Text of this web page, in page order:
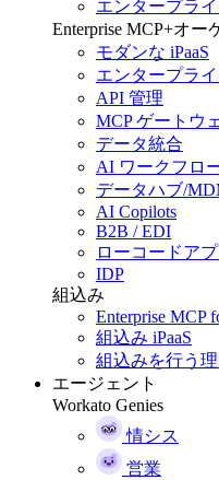
エンタープラ
Enterprise MCP+オ
モダンな iPaaS
エンタープラ
API 管理
MCP ゲートウ
データ統合
AI ワークフロ
データハブ/
AI Copilots
B2B / EDI
ローコードアプ
IDP
組込み
Enterprise MCP
組込み iPaaS
組込みを行う
エージェント
Workato Genies
情シス
営業